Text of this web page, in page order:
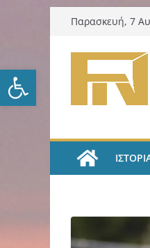
Ανοίξτε τη
Μετάβαση
περιεχόμενο
Παρασκευή, 7